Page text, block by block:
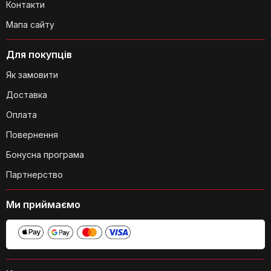
Чи можна використовувати насадку
для печива з іншим тістом, окрім
пісочного?
Для покупців
Як замовити
Доставка
Оплата
Повернення
Бонусна програма
Партнерство
Контакти
Мапа сайту
Ми приймаємо